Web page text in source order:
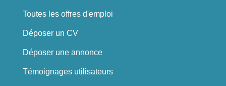
Toutes les offres d'emploi
Déposer un CV
Déposer une annonce
Témoignages utilisateurs